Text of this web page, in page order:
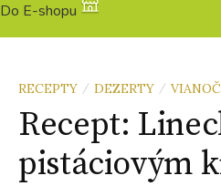
Do E-shopu
RECEPTY / DEZERTY /
Recept:
pistáciovým